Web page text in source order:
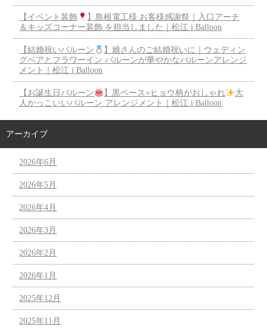
【イベント装飾
】島根電工様 お客様感謝祭｜入口アーチ
＆キッズコーナー装飾 を担当しました｜松江 i Balloon
【結婚祝いバルーン
】娘さんのご結婚祝いに｜ウェディン
グベアとフラワーイン バルーンが華やかなバルーンアレンジ
メント｜松江 i Balloon
【お誕生日バルーン 】黒ベース×ヒョウ柄がおしゃれ
大
人かっこいいバルーン アレンジメント｜松江 i Balloon
アーカイブ
2026年6月
2026年5月
2026年4月
2026年3月
2026年2月
2026年1月
2025年12月
2025年11月